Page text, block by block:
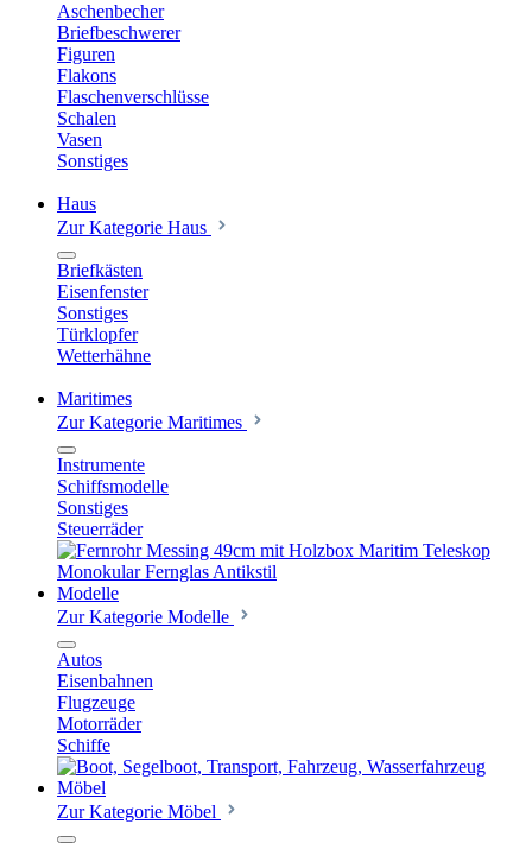
Aschenbecher
Briefbeschwerer
Figuren
Flakons
Flaschenverschlüsse
Schalen
Vasen
Sonstiges
Haus
Zur Kategorie Haus
Briefkästen
Eisenfenster
Sonstiges
Türklopfer
Wetterhähne
Maritimes
Zur Kategorie Maritimes
Instrumente
Schiffsmodelle
Sonstiges
Steuerräder
Modelle
Zur Kategorie Modelle
Autos
Eisenbahnen
Flugzeuge
Motorräder
Schiffe
Möbel
Zur Kategorie Möbel